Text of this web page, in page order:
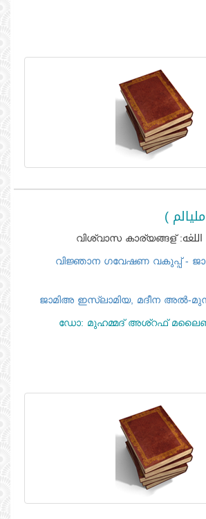
)
വിശ്വാസ കാര്യങ്ങള്‍
വിജ്ഞാന ഗവേഷണ വകുപ്പ്‌ -
ജാമിഅ ഇസ്ലാമിയ, മദീന അല്‍-
ഡോ: മുഹമ്മദ്‌ അശ്‌റഫ്‌